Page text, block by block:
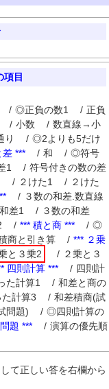
項目
/ ◎正負の数1 / 正負
/ 小数 / 数直線→小
り / ◎2よりも5だけ
差 *** / 和 / ◎符号
1 / 符号付きの数の差
/ ２けた1 / ２けた
/ ３数の和差.数直線
差1 / ３数の和差
/ *** 積と商 *** / ◎
商と引き算 / *** ２乗
と３乗2 / ２乗と３
四則計算 *** / 四則計
た計算1 / 和差と商の
計算3 / 和差積商(試
問題) / ◎四則計算の
題 *** / 演算の優先順
て正しい答を右欄から